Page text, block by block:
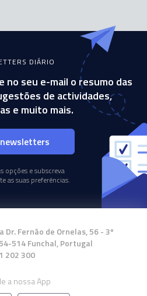
DIÁRIO
seu e-mail o resumo das
de actividades,
e muito mais.
opções e subscreva
as suas preferências.
Dr. Fernão de Ornelas, 56 - 3º
514 Funchal, Portugal
202 300
a nossa App